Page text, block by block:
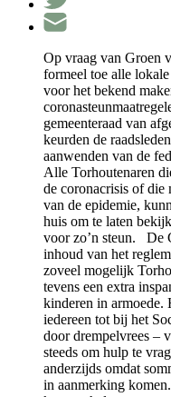
Op vraag van Groen
formeel toe alle
voor het bekend
gemeenteraad van
keurden de
aanwenden van de
Alle Torhoutenaren
de coronacrisis of die
van de epidemie,
huis om te laten
voor zo’n steun. De
inhoud van het
zoveel mogelijk
tevens een extra
kinderen in armoede.
iedereen tot bij het
door drempelvrees –
steeds om hulp te
anderzijds omdat
in aanmerking